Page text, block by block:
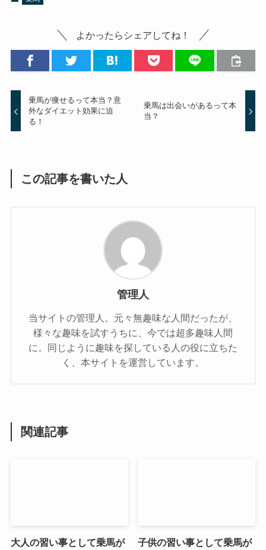
よかったらシェアしてね！
乗馬が痩せるって本当？意
外なダイエット効果に迫
る！
乗馬は出会いがあるって本
当？
この記事を書いた人
管理人
当サイトの管理人。元々無趣味な人間だったが、
様々な趣味を試すうちに、今では超多趣味人間
に。同じように趣味を探している人の役に立ちた
く、本サイトを運営しています。
関連記事
大人の習い事として乗馬が
子供の習い事として乗馬が